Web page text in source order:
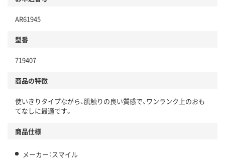
AR61945
型番
719407
商品の特徴
使いきりタイプながら、肌触りの良い質感で、ワンランク上のおも
てなしに最適です。
商品仕様
メーカー：スマイル